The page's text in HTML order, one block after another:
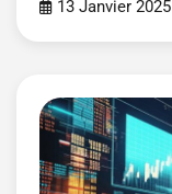
13 Janvier 2025